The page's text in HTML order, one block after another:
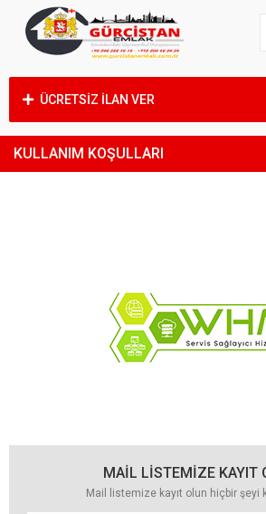
ÜCRETSİZ İLAN VER
KULLANIM KOŞULLARI
MAİL LİSTEMİZE KAYIT
Mail listemize kayıt olun hiçbir şeyi